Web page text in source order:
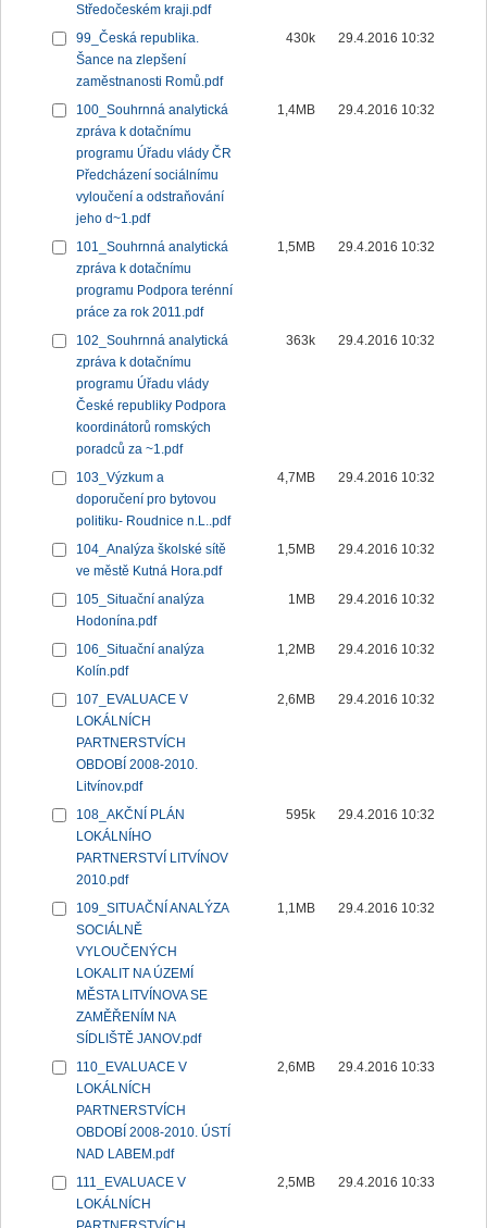
Středočeském kraji.pdf
99_Česká republika.
Šance na zlepšení
zaměstnanosti Romů.pdf
430k 29.4.2016 10:32
100_Souhrnná analytická
zpráva k dotačnímu
programu Úřadu vlády ČR
Předcházení sociálnímu
vyloučení a odstraňování
jeho d~1.pdf
1,4MB 29.4.2016 10:32
101_Souhrnná analytická
zpráva k dotačnímu
programu Podpora terénní
práce za rok 2011.pdf
1,5MB 29.4.2016 10:32
102_Souhrnná analytická
zpráva k dotačnímu
programu Úřadu vlády
České republiky Podpora
koordinátorů romských
poradců za ~1.pdf
363k 29.4.2016 10:32
103_Výzkum a
doporučení pro bytovou
politiku- Roudnice n.L..pdf
4,7MB 29.4.2016 10:32
104_Analýza školské sítě
ve městě Kutná Hora.pdf
1,5MB 29.4.2016 10:32
105_Situační analýza
Hodonína.pdf
1MB 29.4.2016 10:32
106_Situační analýza
Kolín.pdf
1,2MB 29.4.2016 10:32
107_EVALUACE V
LOKÁLNÍCH
PARTNERSTVÍCH
OBDOBÍ 2008-2010.
Litvínov.pdf
2,6MB 29.4.2016 10:32
108_AKČNÍ PLÁN
LOKÁLNÍHO
PARTNERSTVÍ LITVÍNOV
2010.pdf
595k 29.4.2016 10:32
109_SITUAČNÍ ANALÝZA
SOCIÁLNĚ
VYLOUČENÝCH
LOKALIT NA ÚZEMÍ
MĚSTA LITVÍNOVA SE
ZAMĚŘENÍM NA
SÍDLIŠTĚ JANOV.pdf
1,1MB 29.4.2016 10:32
110_EVALUACE V
LOKÁLNÍCH
PARTNERSTVÍCH
OBDOBÍ 2008-2010. ÚSTÍ
NAD LABEM.pdf
2,6MB 29.4.2016 10:33
111_EVALUACE V
LOKÁLNÍCH
2,5MB 29.4.2016 10:33